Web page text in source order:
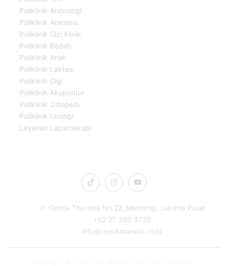
Poliklinik Andrologi
Poliklinik Anestesi
Poliklinik Gizi Klinik
Poliklinik Bedah
Poliklinik Anak
Poliklinik Laktasi
Poliklinik Gigi
Poliklinik Akupuntur
Poliklinik Ortopedi
Poliklinik Urologi
Layanan Laparoskopi
Jl. Gereja Theresia No.22, Menteng, Jakarta Pusat
+62 21 390 9725
info@rsypkmandiri.co.id